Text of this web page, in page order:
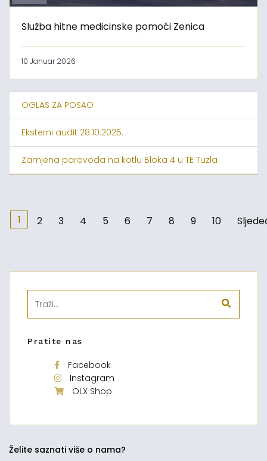
Služba hitne medicinske pomoći Zenica
10 Januar 2026
OGLAS ZA POSAO
Eksterni audit 28.10.2025.
Zamjena parovoda na kotlu Bloka 4 u TE Tuzla
1 2 3 4 5 6 7 8 9 10
Pratite nas
Facebook
Instagram
OLX Shop
Želite saznati više o nama?